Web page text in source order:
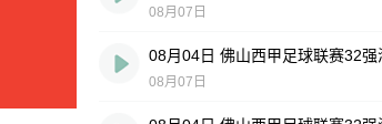
08月07日
08月07日